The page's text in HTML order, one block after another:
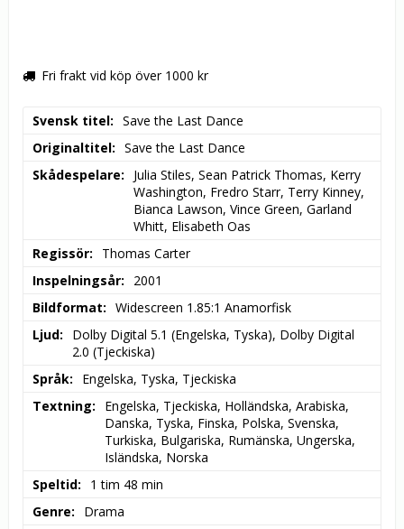
Fri frakt vid köp över 1000 kr
Svensk titel
Save the Last Dance
Originaltitel
Save the Last Dance
Skådespelare
Julia Stiles, Sean Patrick Thomas, Kerry
Washington, Fredro Starr, Terry Kinney,
Bianca Lawson, Vince Green, Garland
Whitt, Elisabeth Oas
Regissör
Thomas Carter
Inspelningsår
2001
Bildformat
Widescreen 1.85:1 Anamorfisk
Ljud
Dolby Digital 5.1 (Engelska, Tyska), Dolby Digital
2.0 (Tjeckiska)
Språk
Engelska, Tyska, Tjeckiska
Textning
Engelska, Tjeckiska, Holländska, Arabiska,
Danska, Tyska, Finska, Polska, Svenska,
Turkiska, Bulgariska, Rumänska, Ungerska,
Isländska, Norska
Speltid
1 tim 48 min
Genre
Drama